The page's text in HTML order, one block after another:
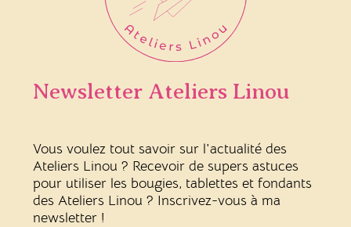
Newsletter Ateliers Linou
Vous voulez tout savoir sur l'actualité des
Ateliers Linou ? Recevoir de supers astuces
pour utiliser les bougies, tablettes et fondants
des Ateliers Linou ? Inscrivez-vous à ma
newsletter !